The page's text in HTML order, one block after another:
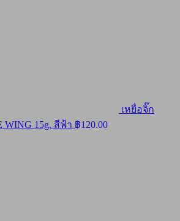
เหยื่อจิ๊ก
WING 15g. สีฟ้า ฿120.00